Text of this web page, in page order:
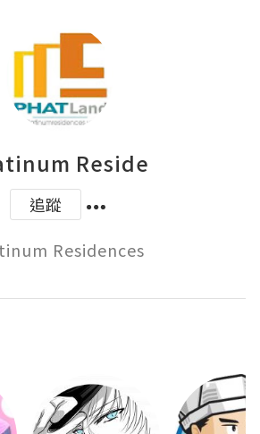
Reside
追蹤
Residences